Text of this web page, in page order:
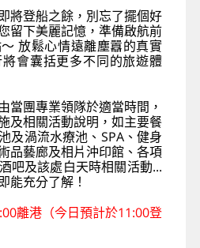
將登船之餘，別忘了擺個好
留下美麗記憶，準備啟航前
放鬆心情遠離塵囂的真實
會囊括更多不同的旅遊體
當團專業領隊於適當時間，
及相關活動說明，如主要餐
及渦流水療池、SPA、健身
品藝廊及相片沖印館、各項
吧及該處白天時相關活動...
能充分了解！
離港（今日預計於11:00登